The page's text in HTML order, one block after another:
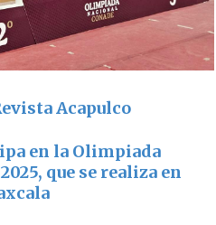
Acapulco
en la Olimpiada
que se realiza en